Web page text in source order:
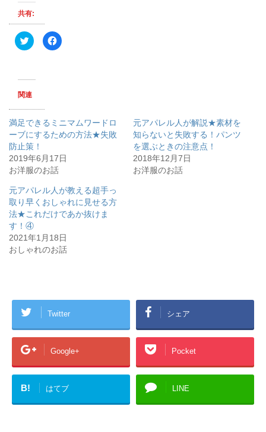
共有:
ク
リ
T
i
t
r
で
共
有
(
新
し
い
ィ
ン
ド
ウ
で
開
き
ま
す
)
F
a
る
に
は
ッ
ク
し
く
だ
さ
い
い
ウ
ィ
ま
す
)
関連
満足できるミニマムワードロ
ーブにするための方法★失敗
防止策！
2019年6月17日
お洋服のお話
元アパレル人が解説★素材を
知らないと失敗する！パンツ
を選ぶときの注意点！
2018年12月7日
お洋服のお話
元アパレル人が教える超手っ
取り早くおしゃれに見せる方
法★これだけであか抜けま
す！④
2021年1月18日
おしゃれのお話
Twitter シェア
Google+ Pocket
B! はてブ LINE